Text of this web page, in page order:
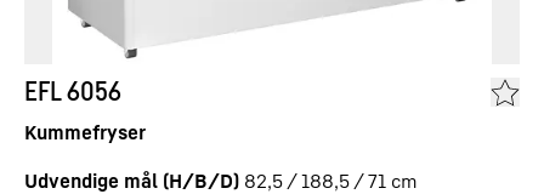
EFL 6056
Kummefryser
Udvendige mål (H/B/D) 82,5 / 188,5 / 71 cm